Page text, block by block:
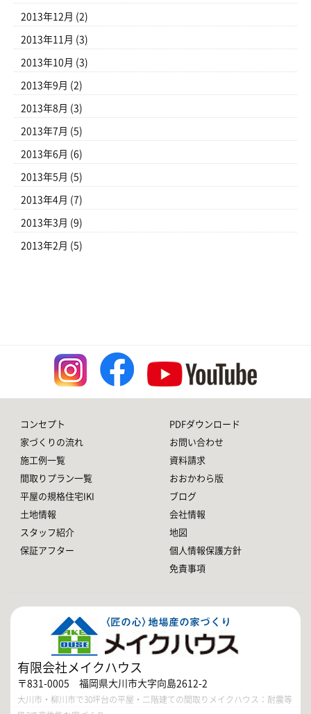
2013年12月 (2)
2013年11月 (3)
2013年10月 (3)
2013年9月 (2)
2013年8月 (3)
2013年7月 (5)
2013年6月 (6)
2013年5月 (5)
2013年4月 (7)
2013年3月 (9)
2013年2月 (5)
コンセプト
家づくりの流れ
施工例一覧
間取りプラン一覧
平屋の規格住宅IKI
土地情報
スタッフ紹介
保証アフター
PDFダウンロード
お問い合わせ
資料請求
おおかわら版
ブログ
会社情報
地図
個人情報保護方針
免責事項
有限会社メイクハウス
〒831-0005 福岡県大川市大字向島2612-2
大川市・柳川市で30坪台の平屋・二階建ての間取りメイクハウス：耐震等